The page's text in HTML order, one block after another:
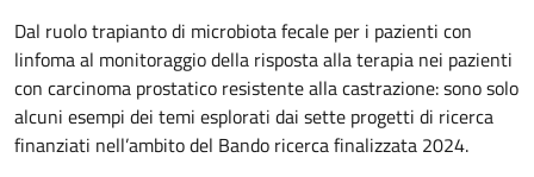
Dal ruolo trapianto di microbiota fecale per i pazienti con
linfoma al monitoraggio della risposta alla terapia nei pazienti
con carcinoma prostatico resistente alla castrazione: sono solo
alcuni esempi dei temi esplorati dai sette progetti di ricerca
finanziati nell’ambito del Bando ricerca finalizzata 2024.